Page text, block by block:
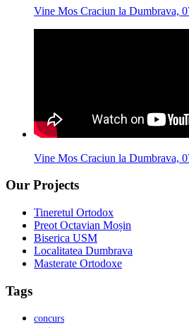
Vine Mos Craciun la Dumbrava,
Vine Mos Craciun la Dumbrava,
Our Projects
Tineretul Ortodox
Preot Octavian Moșin
Biserica USM
Localitatea Dumbrava
Masterate Ortodoxe
Tags
concurs